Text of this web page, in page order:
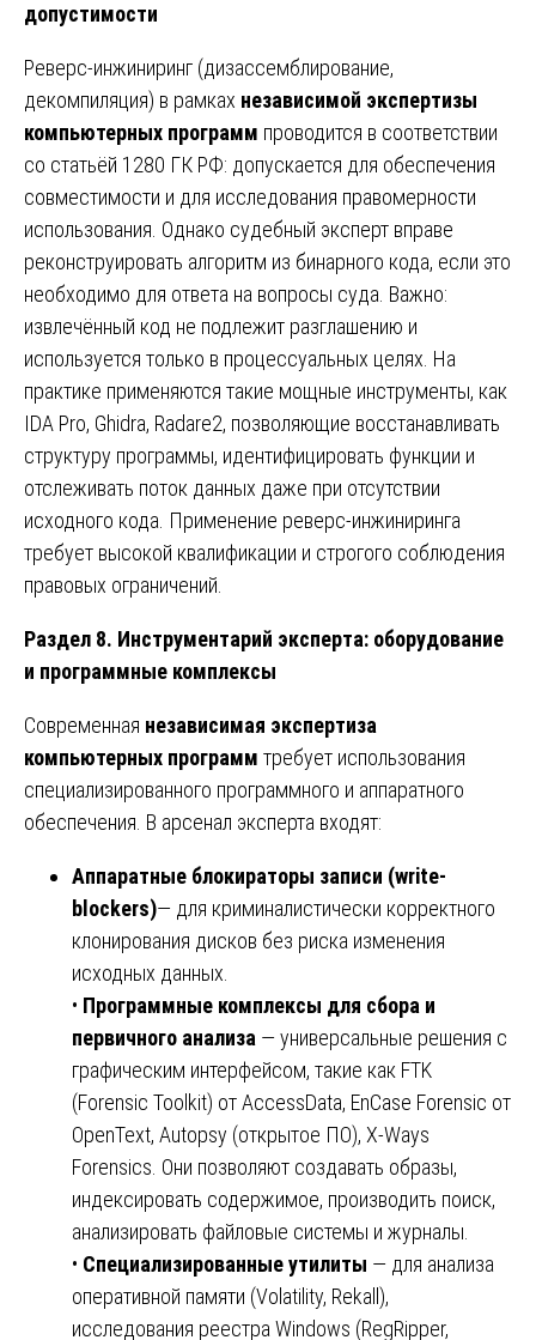
допустимости
Реверс-инжиниринг (дизассемблирование,
декомпиляция) в рамках независимой экспертизы
компьютерных программ проводится в соответствии
со статьёй 1280 ГК РФ: допускается для обеспечения
совместимости и для исследования правомерности
использования. Однако судебный эксперт вправе
реконструировать алгоритм из бинарного кода, если это
необходимо для ответа на вопросы суда. Важно:
извлечённый код не подлежит разглашению и
используется только в процессуальных целях. На
практике применяются такие мощные инструменты, как
IDA Pro, Ghidra, Radare2, позволяющие восстанавливать
структуру программы, идентифицировать функции и
отслеживать поток данных даже при отсутствии
исходного кода. Применение реверс-инжиниринга
требует высокой квалификации и строгого соблюдения
правовых ограничений.
Раздел 8. Инструментарий эксперта: оборудование
и программные комплексы
Современная независимая экспертиза
компьютерных программ требует использования
специализированного программного и аппаратного
обеспечения. В арсенал эксперта входят:
Аппаратные блокираторы записи (write-
blockers)— для криминалистически корректного
клонирования дисков без риска изменения
исходных данных.
• Программные комплексы для сбора и
первичного анализа — универсальные решения с
графическим интерфейсом, такие как FTK
(Forensic Toolkit) от AccessData, EnCase Forensic от
OpenText, Autopsy (открытое ПО), X-Ways
Forensics. Они позволяют создавать образы,
индексировать содержимое, производить поиск,
анализировать файловые системы и журналы.
• Специализированные утилиты — для анализа
оперативной памяти (Volatility, Rekall),
исследования реестра Windows (RegRipper,